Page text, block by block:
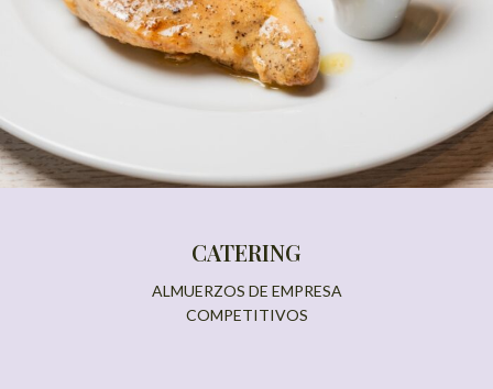
CATERING
ALMUERZOS DE EMPRESA
COMPETITIVOS